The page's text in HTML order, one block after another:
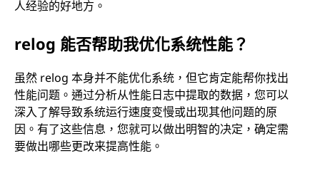
人经验的好地方。
relog 能否帮助我优化系统性能？
虽然 relog 本身并不能优化系统，但它肯定能帮你找出
性能问题。通过分析从性能日志中提取的数据，您可以
深入了解导致系统运行速度变慢或出现其他问题的原
因。有了这些信息，您就可以做出明智的决定，确定需
要做出哪些更改来提高性能。